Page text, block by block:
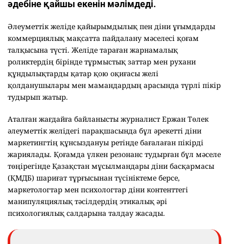
әдебіне қайшы екенін мәлімдеді.
Әлеуметтік желіде қайырымдылық пен діни ұғымдарды
коммерциялық мақсатта пайдалану мәселесі қоғам
талқысына түсті. Желіде тараған жарнамалық
роликтердің бірінде тұрмыстық заттар мен рухани
құндылықтарды қатар қою оқиғасы желі
қолданушылары мен мамандардың арасында түрлі пікір
тудырып жатыр.
Аталған жағдайға байланысты журналист Ержан Төлек
әлеуметтік желідегі парақшасында бұл әрекетті діни
маркетингтің құнсыздануы ретінде бағалаған пікірді
жариялады. Қоғамда үлкен резонанс тудырған бұл мәселе
төңірегінде Қазақстан мұсылмандары діни басқармасы
(ҚМДБ) шариғат тұрғысынан түсініктеме берсе,
маркетологтар мен психологтар діни контенттегі
манипуляциялық тәсілдердің этикалық әрі
психологиялық салдарына талдау жасады.